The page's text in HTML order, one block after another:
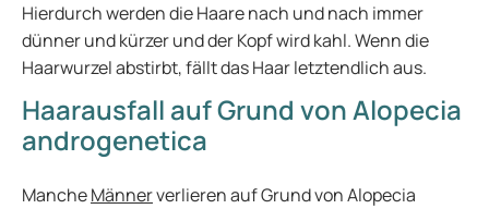
Hierdurch werden die Haare nach und nach immer
dünner und kürzer und der Kopf wird kahl. Wenn die
Haarwurzel abstirbt, fällt das Haar letztendlich aus.
Haarausfall auf Grund von Alopecia
androgenetica
MancheMännerverlieren auf Grund von Alopecia